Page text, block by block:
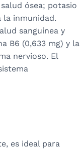
ósea; potasio
la inmunidad.
sanguínea y
B6 (0,633 mg) y la
nervioso. El
es ideal para